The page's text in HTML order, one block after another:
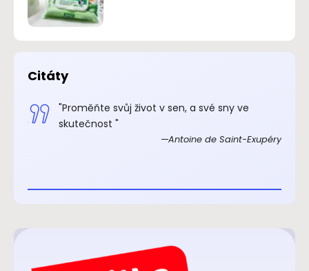
Citáty
"Proměňte svůj život v sen, a své sny ve
skutečnost "
Antoine de Saint-Exupéry